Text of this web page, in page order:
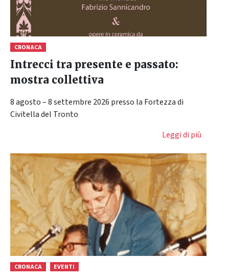
CRONACA
Intrecci tra presente e passato:
mostra collettiva
8 agosto – 8 settembre 2026 presso la Fortezza di
Civitella del Tronto
Leggi di più
CRONACA EVENTI